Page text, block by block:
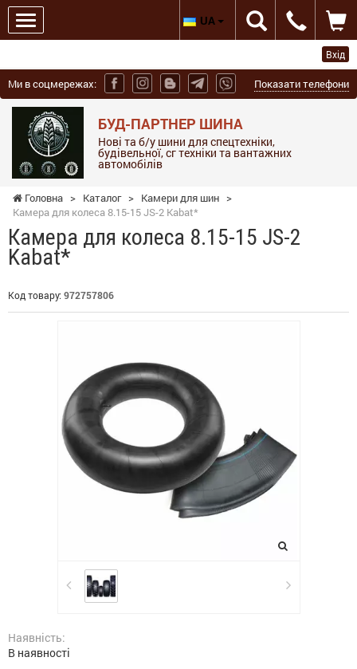
Вхід
Ми в соцмережах: Показати телефони
БУД-ПАРТНЕР ШИНА
Нові та б/у шини для спецтехніки,
будівельної, сг техніки та вантажних
автомобілів
UA
Головна > Каталог > Камери для шин >
Камера для колеса 8.15-15 JS-2 Kabat*
Камера для колеса 8.15-15 JS-2
Kabat*
Код товару: 972757806
Наявність:
В наявності